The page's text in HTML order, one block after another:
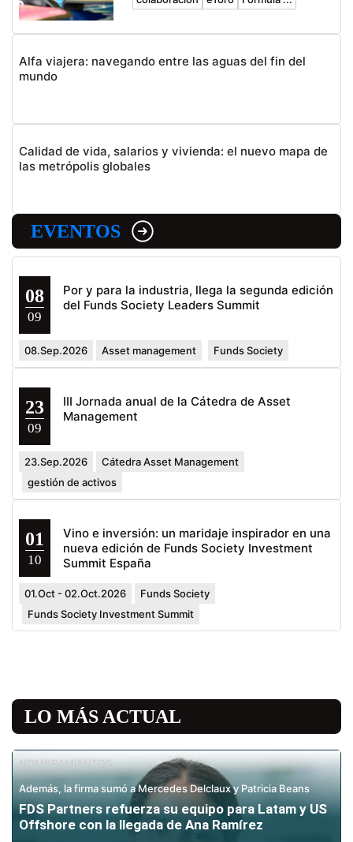
Alfa viajera: navegando entre las aguas del fin del
mundo
Calidad de vida, salarios y vivienda: el nuevo mapa de
las metrópolis globales
EVENTOS
08
09
Por y para la industria, llega la segunda edición
del Funds Society Leaders Summit
08.Sep.2026 Asset management Funds Society
23
09
III Jornada anual de la Cátedra de Asset
Management
23.Sep.2026
Cátedra Asset Management
gestión de activos
01
10
Vino e inversión: un maridaje inspirador en una
nueva edición de Funds Society Investment
Summit España
01.Oct - 02.Oct.2026
Funds Society
Funds Society Investment Summit
LO MÁS ACTUAL
NOMBRAMIENTOS
Además, la firma sumó a Mercedes Delclaux y Patricia Beans
FDS Partners refuerza su equipo para Latam y US
Offshore con la llegada de Ana Ramírez